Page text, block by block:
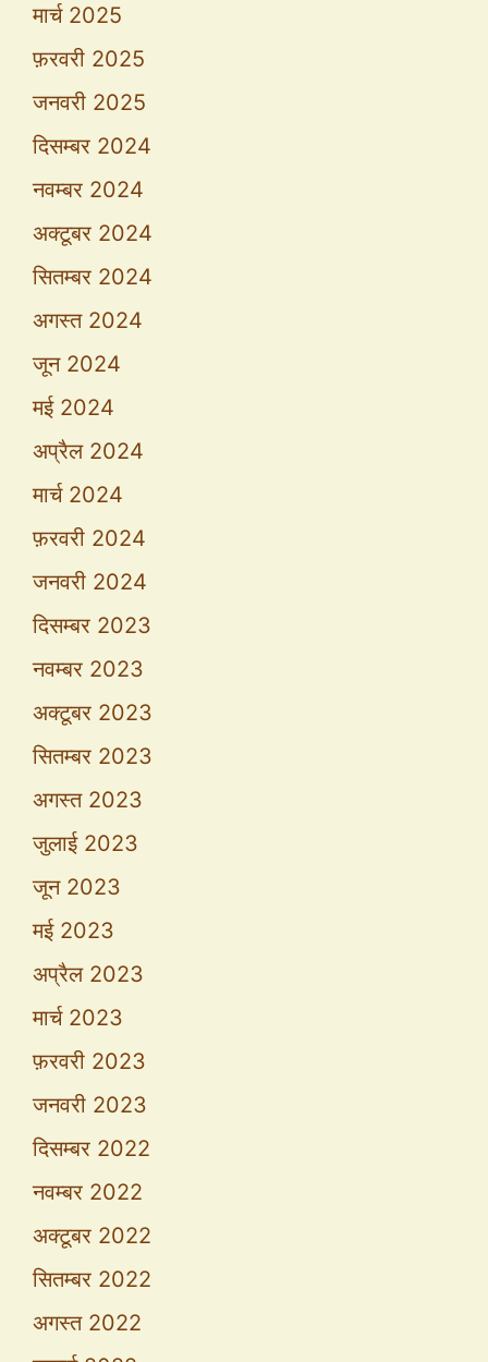
मार्च 2025
फ़रवरी 2025
जनवरी 2025
दिसम्बर 2024
नवम्बर 2024
अक्टूबर 2024
सितम्बर 2024
अगस्त 2024
जून 2024
मई 2024
अप्रैल 2024
मार्च 2024
फ़रवरी 2024
जनवरी 2024
दिसम्बर 2023
नवम्बर 2023
अक्टूबर 2023
सितम्बर 2023
अगस्त 2023
जुलाई 2023
जून 2023
मई 2023
अप्रैल 2023
मार्च 2023
फ़रवरी 2023
जनवरी 2023
दिसम्बर 2022
नवम्बर 2022
अक्टूबर 2022
सितम्बर 2022
अगस्त 2022